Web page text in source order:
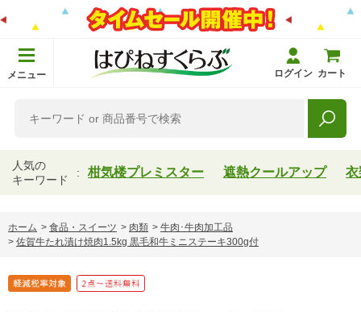
メニュー ログイン カート
人気の
キーワード
柑気楼プレミスター 遮熱クールアップ 衣
ホーム > 食品・スイーツ > 肉類 > 牛肉･牛肉加工品
> 佐賀牛たれ漬け焼肉1.5kg 黒毛和牛ミニステーキ300g付